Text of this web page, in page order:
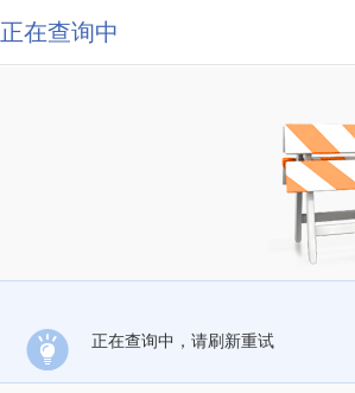
正在查询中
正在查询中，请刷新重试